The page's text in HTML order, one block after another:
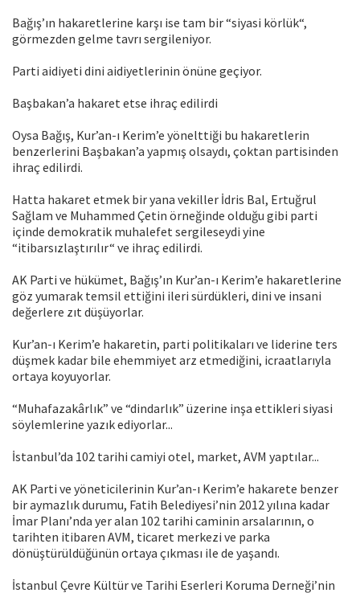
Bağış’ın hakaretlerine karşı ise tam bir “siyasi körlük“,
görmezden gelme tavrı sergileniyor.
Parti aidiyeti dini aidiyetlerinin önüne geçiyor.
Başbakan’a hakaret etse ihraç edilirdi
Oysa Bağış, Kur’an-ı Kerim’e yönelttiği bu hakaretlerin
benzerlerini Başbakan’a yapmış olsaydı, çoktan partisinden
ihraç edilirdi.
Hatta hakaret etmek bir yana vekiller İdris Bal, Ertuğrul
Sağlam ve Muhammed Çetin örneğinde olduğu gibi parti
içinde demokratik muhalefet sergileseydi yine
“itibarsızlaştırılır“ ve ihraç edilirdi.
AK Parti ve hükümet, Bağış’ın Kur’an-ı Kerim’e hakaretlerine
göz yumarak temsil ettiğini ileri sürdükleri, dini ve insani
değerlere zıt düşüyorlar.
Kur’an-ı Kerim’e hakaretin, parti politikaları ve liderine ters
düşmek kadar bile ehemmiyet arz etmediğini, icraatlarıyla
ortaya koyuyorlar.
“Muhafazakârlık” ve “dindarlık” üzerine inşa ettikleri siyasi
söylemlerine yazık ediyorlar...
İstanbul’da 102 tarihi camiyi otel, market, AVM yaptılar...
AK Parti ve yöneticilerinin Kur’an-ı Kerim’e hakarete benzer
bir aymazlık durumu, Fatih Belediyesi’nin 2012 yılına kadar
İmar Planı’nda yer alan 102 tarihi caminin arsalarının, o
tarihten itibaren AVM, ticaret merkezi ve parka
dönüştürüldüğünün ortaya çıkması ile de yaşandı.
İstanbul Çevre Kültür ve Tarihi Eserleri Koruma Derneği’nin